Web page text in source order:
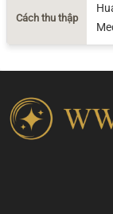
Cách thu thập